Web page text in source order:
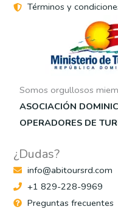
Términos y
Somos orgullosos
ASOCIACIÓN
OPERADORES DE
¿Dudas?
info@abitoursrd.com
+1 829-228-9969
Preguntas frecuentes